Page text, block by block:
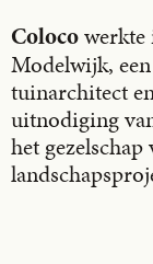
Coloco werkte
Modelwijk,
tuinarchitect
uitnodiging
het gezelschap